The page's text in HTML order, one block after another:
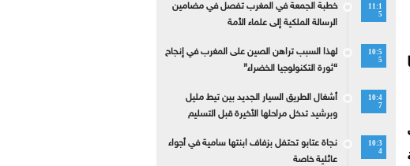
11:1
5
خطبة الجمعة في المغرب تفصل في مضامين
الرسالة الملكية إلى علماء الأمة
10:5
5
لهذا السبب تراهن الصين على المغرب في إنجاح
“ثورة التكنولوجيا الخضراء”
10:4
7
أشغال الطريق السيار الجديد بين تيط مليل
وبرشيد تدخل مراحلها الأخيرة قبل التسليم
10:3
4
نجاة عتابو تحتفل بزفاف ابنتها سامية في أجواء
عائلية خاصة